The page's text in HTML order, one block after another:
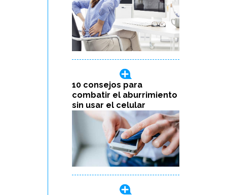
10 consejos para
combatir el aburrimiento
sin usar el celular